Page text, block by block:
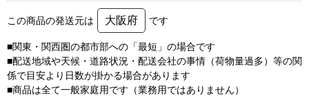
この商品の発送元は 大阪府 です
■関東・関西圏の都市部への「最短」の場合です
■配送地域や天候・道路状況・配送会社の事情（荷物量過多）等の関
係で目安より日数が掛かる場合があります
■商品は全て一般家庭用です（業務用ではありません）